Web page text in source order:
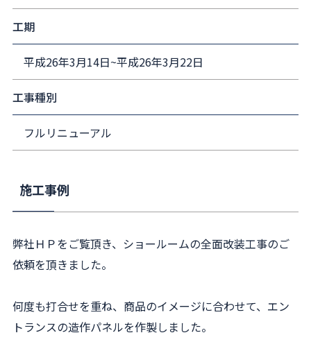
工期
平成26年3月14日~平成26年3月22日
工事種別
フルリニューアル
施工事例
弊社ＨＰをご覧頂き、ショールームの全面改装工事のご
依頼を頂きました。
何度も打合せを重ね、商品のイメージに合わせて、エン
トランスの造作パネルを作製しました。